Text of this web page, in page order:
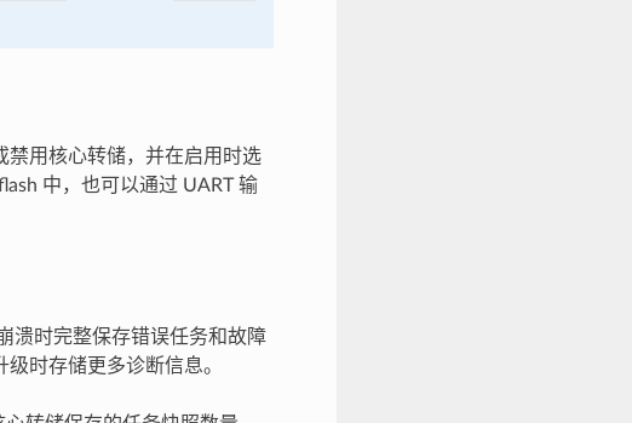
禁用核心转储，并在启用时选
中，也可以通过 UART 输
溃时完整保存错误任务和故障
时存储更多诊断信息。